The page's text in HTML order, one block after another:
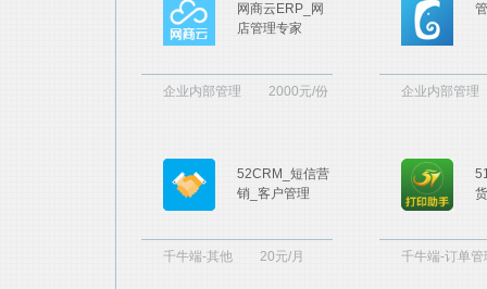
网商云ERP_网
店管理专家
企业内部管理 2000元/份 企业内部管理
52CRM_短信营
销_客户管理
千牛端-其他 20元/月 千牛端-订单管